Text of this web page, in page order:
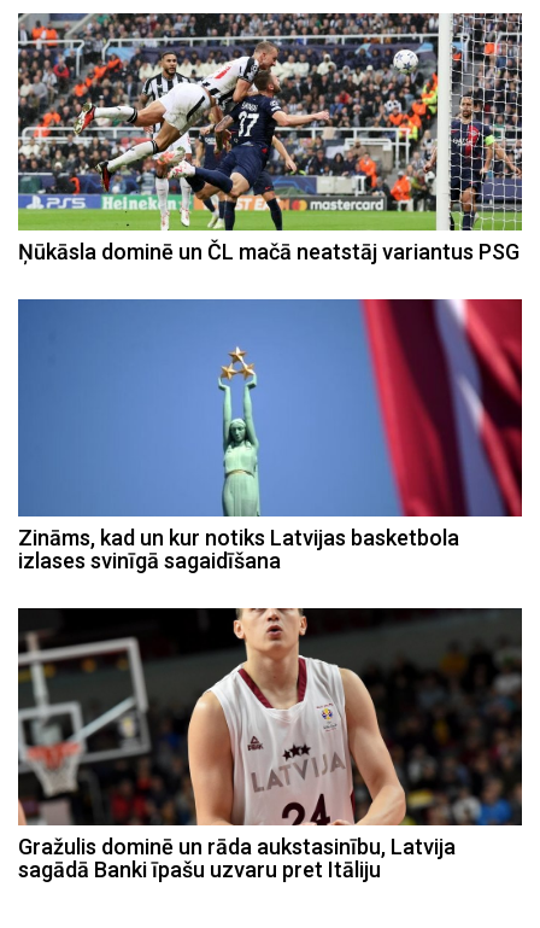
Ņūkāsla dominē un ČL mačā neatstāj variantus PSG
Zināms, kad un kur notiks Latvijas basketbola
izlases svinīgā sagaidīšana
Gražulis dominē un rāda aukstasinību, Latvija
sagādā Banki īpašu uzvaru pret Itāliju